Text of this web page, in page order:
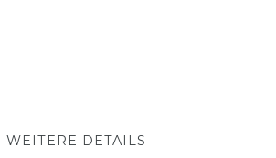
WEITERE DETAILS